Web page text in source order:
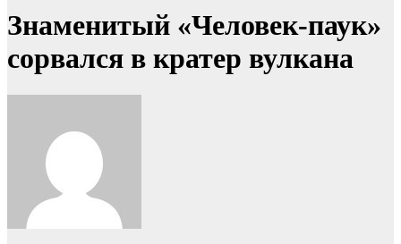
Знаменитый «Человек-паук»
сорвался в кратер вулкана